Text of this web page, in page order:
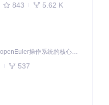
843 5.62 K
openEuler内核是openEuler操作系统的核心，既是系统性能与稳定性的基石，也是连接处理器、设备与服务的桥梁。
537